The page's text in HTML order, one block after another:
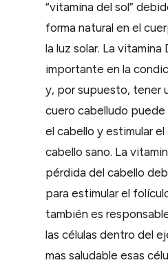
“vitamina del sol”
forma natural en el
la luz solar. La
importante en la
y, por supuesto, tener
cuero cabelludo
el cabello y estimular
cabello sano. La
pérdida del cabello
para estimular el
también es
las células dentro del
mas saludable esas